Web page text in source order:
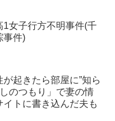
1女子行方不明事件(千
事件)
が起きたら部屋に”知ら
のつもり」で妻の情
イトに書き込んだ夫も